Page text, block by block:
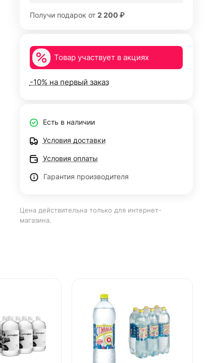
Получи подарок от 2 200 ₽
Товар участвует в акциях
-10% на первый заказ
Есть в наличии
Условия доставки
Условия оплаты
Гарантия производителя
Цена действительна только для интернет-
магазина.